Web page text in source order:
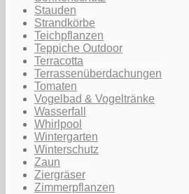
Stauden
Strandkörbe
Teichpflanzen
Teppiche Outdoor
Terracotta
Terrassenüberdachungen
Tomaten
Vogelbad & Vogeltränke
Wasserfall
Whirlpool
Wintergarten
Winterschutz
Zaun
Ziergräser
Zimmerpflanzen